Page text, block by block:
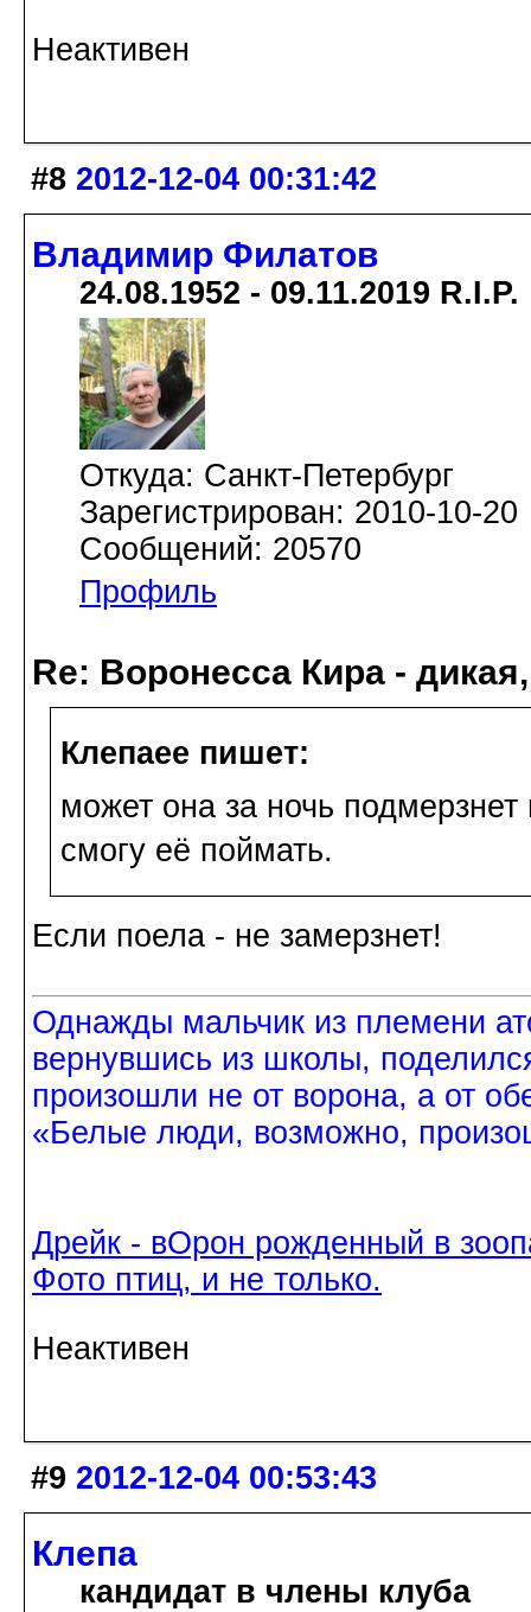
Неактивен
#8 2012-12-04 00:31:42
Владимир Филатов
24.08.1952 - 09.11.2019 R.I.P.
Откуда: Санкт-Петербург
Зарегистрирован: 2010-10-20
Сообщений: 20570
Профиль
Re: Воронесса Кира -
Клепаee пишет:
может она за ночь
смогу её поймать.
Если поела - не замерзнет!
Однажды мальчик из племени
вернувшись из школы,
произошли не от ворона, а от
«Белые люди, возможно,
Дрейк - вОрон рожденный в
Фото птиц, и не только.
Неактивен
#9 2012-12-04 00:53:43
Клепа
кандидат в члены клуба